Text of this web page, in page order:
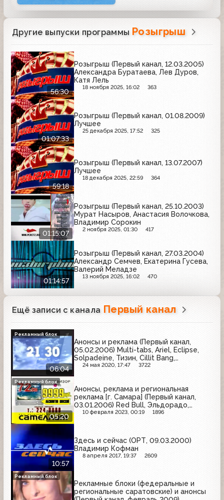
Другие выпуски программы Розыгрыш
56:30
Розыгрыш (Первый канал, 12.03.2005)
Александра Буратаева, Лев Дуров,
Катя Лель
18 ноября 2025, 16:02 363
01:07:33
Розыгрыш (Первый канал, 01.08.2009)
Лучшее
25 декабря 2025, 17:52 325
59:18
Розыгрыш (Первый канал, 13.07.2007)
Лучшее
18 декабря 2025, 22:59 364
01:15:07
Розыгрыш (Первый канал, 25.10.2003)
Мурат Насыров, Анастасия Волочкова,
Владимир Сорокин
2 ноября 2025, 01:30 417
01:14:57
Розыгрыш (Первый канал, 27.03.2004)
Александр Семчев, Екатерина Гусева,
Валерий Меладзе
13 ноября 2025, 16:02 470
Ещё записи с канала Первый канал
06:04
Анонсы и реклама (Первый канал,
05.02.2006) Multi-tabs, Ariel, Eclipse,
Solpadeine, Тизин, Cillit Bang,
Иммунорм, Добрый, Газпром, Libero,
24 мая 2020, 17:47 3722
Рекламный блок
05:20
Анонсы, реклама и региональная
реклама [г. Самара] (Первый канал,
03.01.2006) Red Bull, Эльдорадо,
Velkopopovicky Kozel, Ahmad Tea,
10 февраля 2023, 00:19 1896
Рекламный блок
10:57
Здесь и сейчас (ОРТ, 09.03.2000)
Владимир Кофман
8 апреля 2017, 19:37 2609
Рекламные блоки (федеральные и
региональные саратовские) и анонсы
Рекламный блок